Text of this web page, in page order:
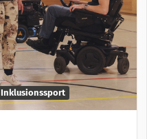
Inklusionssport